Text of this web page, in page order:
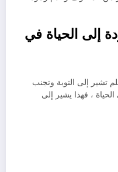
إلى الحياة في
تشير إلى التوبة وتجنب
، فهذا يشير إلى